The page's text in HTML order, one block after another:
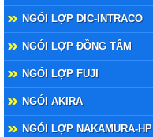
NGÓI LỢP DIC-INTRACO
NGÓI LỢP ĐỒNG TÂM
NGÓI LỢP FUJI
NGÓI AKIRA
NGÓI LỢP NAKAMURA-HP